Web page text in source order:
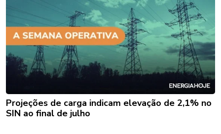
Projeções de carga indicam elevação de 2,1% no
SIN ao final de julho